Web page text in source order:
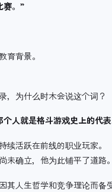
赛。”
育背景。
，为什么时木会说这个词？
人就是格斗游戏史上的代
活跃在前线的职业玩家。
确立，他为此铺平了道路。
其人生哲学和竞争理论而